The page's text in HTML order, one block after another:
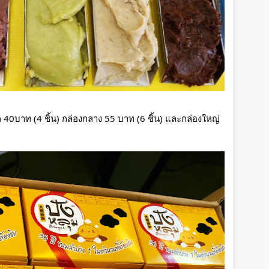
40บาท (4 ชิ้น) กล่องกลาง 55 บาท (6 ชิ้น) และกล่องใหญ่